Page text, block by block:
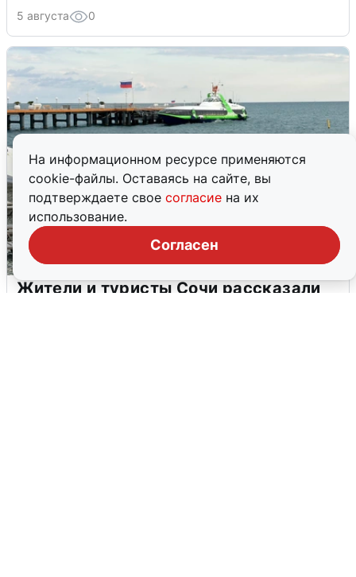
На информационном ресурсе применяются
cookie-файлы. Оставаясь на сайте, вы
подтверждаете свое согласие на их
использование.
Согласен
5 августа 0
Жители и туристы Сочи рассказали